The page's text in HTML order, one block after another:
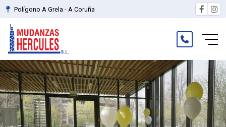
Polígono A Grela - A Coruña